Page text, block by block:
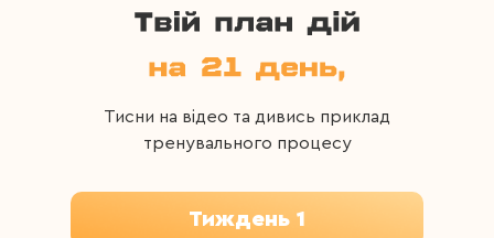
Тиждень 1
Тисни на відео та дивись приклад
тренувального процесу